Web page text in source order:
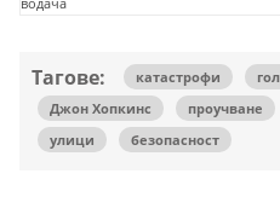
Тагове: катастрофи
Джон Хопкинс
проучване
улици
безопасност